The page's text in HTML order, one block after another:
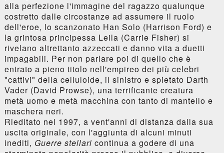
alla perfezione l'immagine del ragazzo qualunque
costretto dalle circostanze ad assumere il ruolo
dell'eroe, lo scanzonato Han Solo (Harrison Ford) e
la grintosa principessa Leila (Carrie Fisher) si
rivelano altrettanto azzeccati e danno vita a duetti
impagabili. Per non parlare poi di quello che è
entrato a pieno titolo nell'empireo dei più celebri
"cattivi" della celluloide, il sinistro e spietato Darth
Vader (David Prowse), una terrificante creatura
metà uomo e metà macchina con tanto di mantello e
maschera neri.
Rieditato nel 1997, a vent'anni di distanza dalla sua
uscita originale, con l'aggiunta di alcuni minuti
inediti, Guerre stellari continua a godere di una